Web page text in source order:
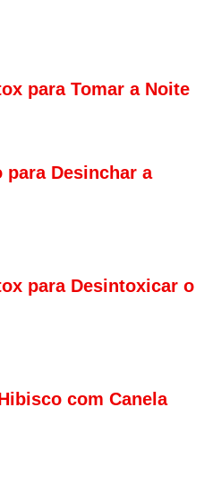
para Tomar a Noite
para Desinchar a
para Desintoxicar o
com Canela